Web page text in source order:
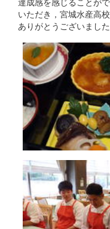
いただき，宮城水産高
ありがとうございました